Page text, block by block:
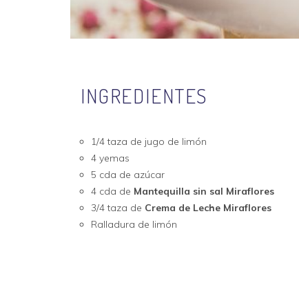
INGREDIENTES
1/4 taza de jugo de limón
4 yemas
5 cda de azúcar
4 cda de Mantequilla sin sal Miraflores
3/4 taza de Crema de Leche Miraflores
Ralladura de limón